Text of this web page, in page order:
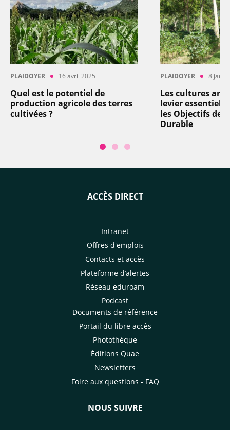
PLAIDOYER 16 avril 2025
Quel est le potentiel de
production agricole des terres
cultivées ?
PLAIDOYER 8
Les cultures
levier essentiel
les Objectifs de
Durable
ACCÈS DIRECT
Intranet
Offres d'emplois
Contacts et accès
Plateforme d’alertes
Réseau eduroam
Podcast
Documents de référence
Portail du libre accès
Photothèque
Éditions Quae
Newsletters
Foire aux questions - FAQ
NOUS SUIVRE